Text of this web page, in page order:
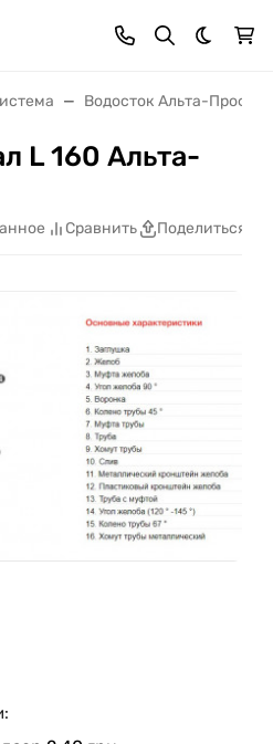
Темная
Водосток Альта-
L 160 Альта-
Сравнить Поделиться